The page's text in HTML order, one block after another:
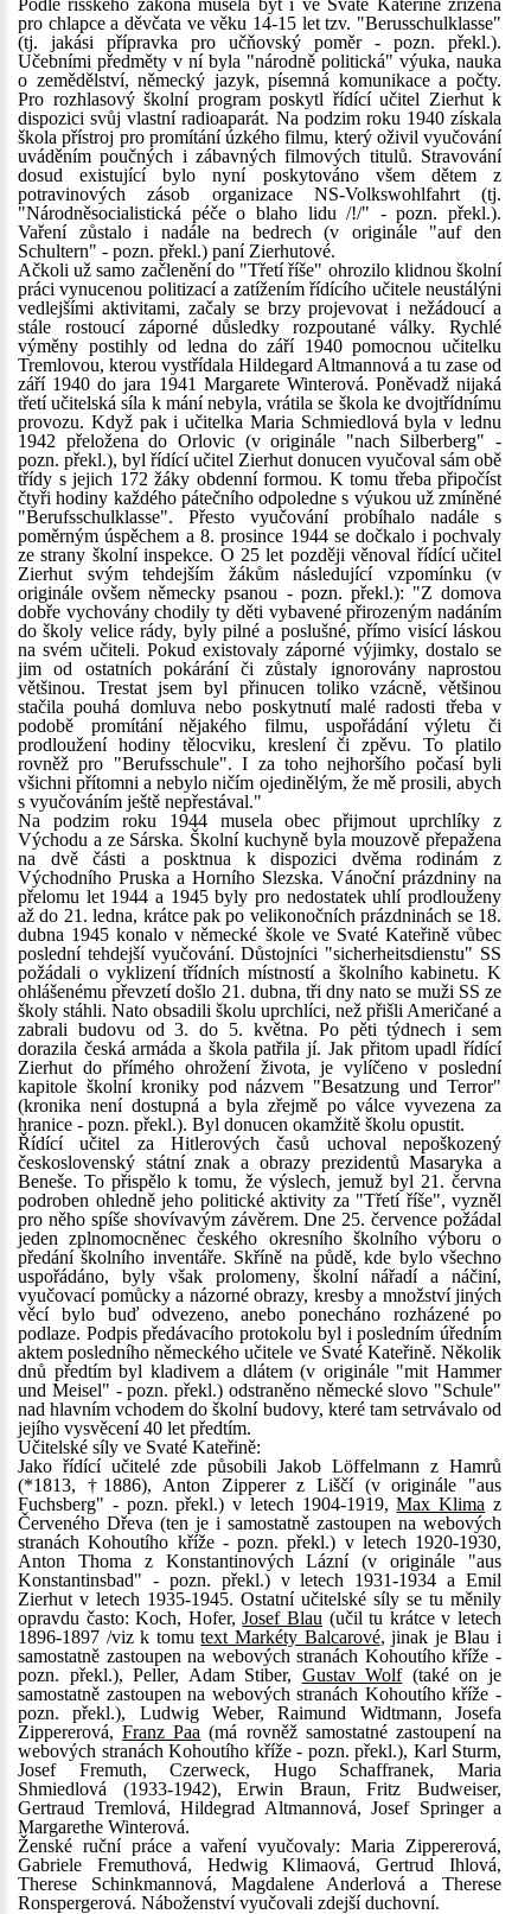
Podle říšského zákona musela být i ve Svaté Kateřině zřízena
pro chlapce a děvčata ve věku 14-15 let tzv. "Berusschulklasse"
(tj. jakási přípravka pro učňovský poměr - pozn. překl.).
Učebními předměty v ní byla "národně politická" výuka, nauka
o zemědělství, německý jazyk, písemná komunikace a počty.
Pro rozhlasový školní program poskytl řídící učitel Zierhut k
dispozici svůj vlastní radioaparát. Na podzim roku 1940 získala
škola přístroj pro promítání úzkého filmu, který oživil vyučování
uváděním poučných i zábavných filmových titulů. Stravování
dosud existující bylo nyní poskytováno všem dětem z
potravinových zásob organizace NS-Volkswohlfahrt (tj.
"Národněsocialistická péče o blaho lidu /!/" - pozn. překl.).
Vaření zůstalo i nadále na bedrech (v originále "auf den
Schultern" - pozn. překl.) paní Zierhutové.
Ačkoli už samo začlenění do "Třetí říše" ohrozilo klidnou školní
práci vynucenou politizací a zatížením řídícího učitele neustálýni
vedlejšími aktivitami, začaly se brzy projevovat i nežádoucí a
stále rostoucí záporné důsledky rozpoutané války. Rychlé
výměny postihly od ledna do září 1940 pomocnou učitelku
Tremlovou, kterou vystřídala Hildegard Altmannová a tu zase od
září 1940 do jara 1941 Margarete Winterová. Poněvadž nijaká
třetí učitelská síla k mání nebyla, vrátila se škola ke dvojtřídnímu
provozu. Když pak i učitelka Maria Schmiedlová byla v lednu
1942 přeložena do Orlovic (v originále "nach Silberberg" -
pozn. překl.), byl řídící učitel Zierhut donucen vyučoval sám obě
třídy s jejich 172 žáky obdenní formou. K tomu třeba připočíst
čtyři hodiny každého pátečního odpoledne s výukou už zmíněné
"Berufsschulklasse". Přesto vyučování probíhalo nadále s
poměrným úspěchem a 8. prosince 1944 se dočkalo i pochvaly
ze strany školní inspekce. O 25 let později věnoval řídící učitel
Zierhut svým tehdejším žákům následující vzpomínku (v
originále ovšem německy psanou - pozn. překl.): "Z domova
dobře vychovány chodily ty děti vybavené přirozeným nadáním
do školy velice rády, byly pilné a poslušné, přímo visící láskou
na svém učiteli. Pokud existovaly záporné výjimky, dostalo se
jim od ostatních pokárání či zůstaly ignorovány naprostou
většinou. Trestat jsem byl přinucen toliko vzácně, většinou
stačila pouhá domluva nebo poskytnutí malé radosti třeba v
podobě promítání nějakého filmu, uspořádání výletu či
prodloužení hodiny tělocviku, kreslení či zpěvu. To platilo
rovněž pro "Berufsschule". I za toho nejhoršího počasí byli
všichni přítomni a nebylo ničím ojedinělým, že mě prosili, abych
s vyučováním ještě nepřestával."
Na podzim roku 1944 musela obec přijmout uprchlíky z
Východu a ze Sárska. Školní kuchyně byla mouzově přepažena
na dvě části a posktnua k dispozici dvěma rodinám z
Východního Pruska a Horního Slezska. Vánoční prázdniny na
přelomu let 1944 a 1945 byly pro nedostatek uhlí prodlouženy
až do 21. ledna, krátce pak po velikonočních prázdninách se 18.
dubna 1945 konalo v německé škole ve Svaté Kateřině vůbec
poslední tehdejší vyučování. Důstojníci "sicherheitsdienstu" SS
požádali o vyklizení třídních místností a školního kabinetu. K
ohlášenému převzetí došlo 21. dubna, tři dny nato se muži SS ze
školy stáhli. Nato obsadili školu uprchlíci, než přišli Američané a
zabrali budovu od 3. do 5. května. Po pěti týdnech i sem
dorazila česká armáda a škola patřila jí. Jak přitom upadl řídící
Zierhut do přímého ohrožení života, je vylíčeno v poslední
kapitole školní kroniky pod názvem "Besatzung und Terror"
(kronika není dostupná a byla zřejmě po válce vyvezena za
hranice - pozn. překl.). Byl donucen okamžitě školu opustit.
Řídící učitel za Hitlerových časů uchoval nepoškozený
československý státní znak a obrazy prezidentů Masaryka a
Beneše. To přispělo k tomu, že výslech, jemuž byl 21. června
podroben ohledně jeho politické aktivity za "Třetí říše", vyzněl
pro něho spíše shovívavým závěrem. Dne 25. července požádal
jeden zplnomocněnec českého okresního školního výboru o
předání školního inventáře. Skříně na půdě, kde bylo všechno
uspořádáno, byly však prolomeny, školní nářadí a náčiní,
vyučovací pomůcky a názorné obrazy, kresby a množství jiných
věcí bylo buď odvezeno, anebo ponecháno rozházené po
podlaze. Podpis předávacího protokolu byl i posledním úředním
aktem posledního německého učitele ve Svaté Kateřině. Několik
dnů předtím byl kladivem a dlátem (v originále "mit Hammer
und Meisel" - pozn. překl.) odstraněno německé slovo "Schule"
nad hlavním vchodem do školní budovy, které tam setrvávalo od
jejího vysvěcení 40 let předtím.
Učitelské síly ve Svaté Kateřině:
Jako řídící učitelé zde působili Jakob Löffelmann z Hamrů
(*1813, †1886), Anton Zipperer z Liščí (v originále "aus
Fuchsberg" - pozn. překl.) v letech 1904-1919,Max Klima z
Červeného Dřeva (ten je i samostatně zastoupen na webových
stranách Kohoutího kříže - pozn. překl.) v letech 1920-1930,
Anton Thoma z Konstantinových Lázní (v originále "aus
Konstantinsbad" - pozn. překl.) v letech 1931-1934 a Emil
Zierhut v letech 1935-1945. Ostatní učitelské síly se tu měnily
opravdu často: Koch, Hofer,Josef Blau (učil tu krátce v letech
1896-1897 /viz k tomutext Markéty Balcarové, jinak je Blau i
samostatně zastoupen na webových stranách Kohoutího kříže -
pozn. překl.), Peller, Adam Stiber, Gustav Wolf(také on je
samostatně zastoupen na webových stranách Kohoutího kříže -
pozn. překl.), Ludwig Weber, Raimund Widtmann, Josefa
Zippererová,Franz Paa (má rovněž samostatné zastoupení na
webových stranách Kohoutího kříže - pozn. překl.), Karl Sturm,
Josef Fremuth, Czerweck, Hugo Schaffranek, Maria
Shmiedlová (1933-1942), Erwin Braun, Fritz Budweiser,
Gertraud Tremlová, Hildegrad Altmannová, Josef Springer a
Margarethe Winterová.
Ženské ruční práce a vaření vyučovaly: Maria Zippererová,
Gabriele Fremuthová, Hedwig Klimaová, Gertrud Ihlová,
Therese Schinkmannová, Magdalene Anderlová a Therese
Ronspergerová. Náboženství vyučovali zdejší duchovní.